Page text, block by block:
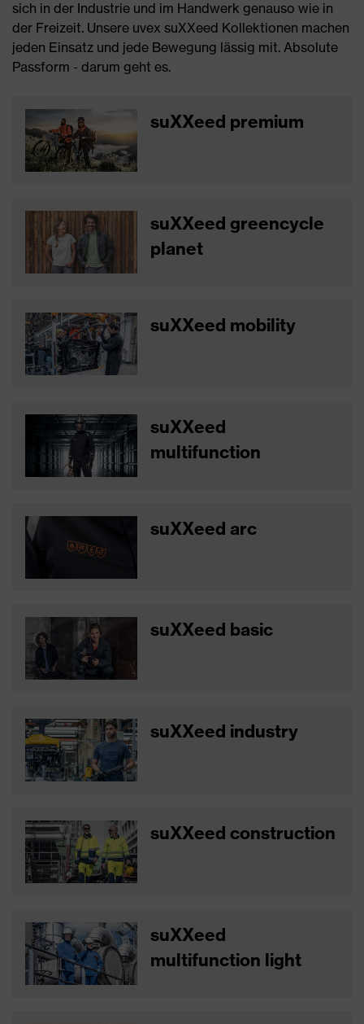
sich in der Industrie und im Handwerk genauso wie in
der Freizeit. Unsere uvex suXXeed Kollektionen machen
jeden Einsatz und jede Bewegung lässig mit. Absolute
Passform - darum geht es.
suXXeed premium
suXXeed greencycle
planet
suXXeed mobility
suXXeed
multifunction
suXXeed arc
suXXeed basic
suXXeed industry
suXXeed construction
suXXeed
multifunction light